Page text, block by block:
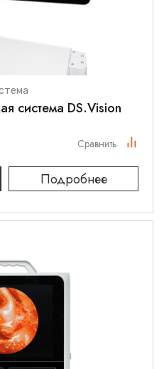
система DS.Vision
Подробнее
Сравнить